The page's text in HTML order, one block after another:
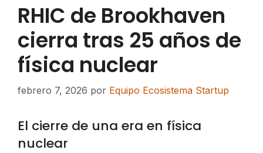
RHIC de Brookhaven
cierra tras 25 años de
física nuclear
febrero 7, 2026 por Equipo Ecosistema Startup
El cierre de una era en física
nuclear